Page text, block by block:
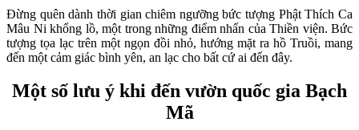
Đừng quên dành thời gian chiêm ngưỡng bức tượng Phật Thích Ca
Mâu Ni khổng lồ, một trong những điểm nhấn của Thiền viện. Bức
tượng tọa lạc trên một ngọn đồi nhỏ, hướng mặt ra hồ Truồi, mang
đến một cảm giác bình yên, an lạc cho bất cứ ai đến đây.
Một số lưu ý khi đến vườn quốc gia Bạch
Mã